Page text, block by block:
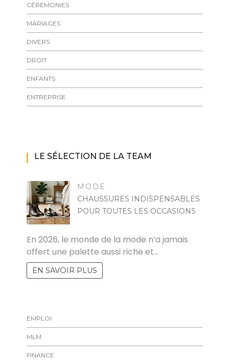
CÉREMONIES
MARIAGES
DIVERS
DROIT
ENFANTS
ENTREPRISE
LE SÉLECTION DE LA TEAM
MODE
CHAUSSURES INDISPENSABLES
POUR TOUTES LES OCCASIONS
En 2026, le monde de la mode n’a jamais
offert une palette aussi riche et…
EN SAVOIR PLUS
EMPLOI
MLM
FINANCE